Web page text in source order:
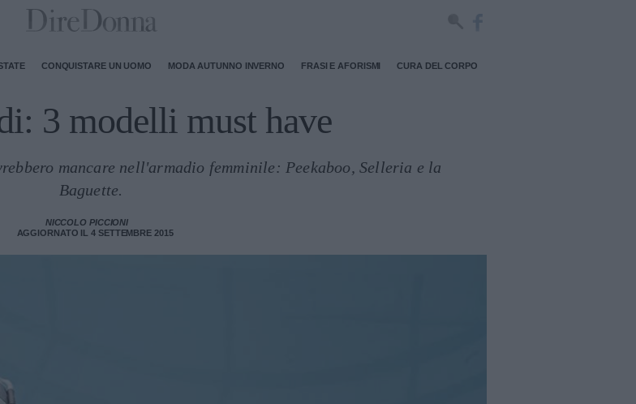
CONQUISTARE UN UOMO MODA AUTUNNO INVERNO FRASI E AFORISMI CURA DEL CORPO
3 modelli must have
mancare nell'armadio femminile: Peekaboo, Selleria e la
Baguette.
NICCOLO PICCIONI
AGGIORNATO IL 4 SETTEMBRE 2015